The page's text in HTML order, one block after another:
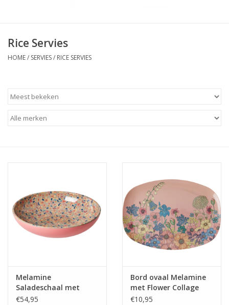
Tassen & Portemonnees
Kinderen
Sieraden
Hebbedingen
Wenskaarten
Rice Servies
HOME/ SERVIES/ RICE SERVIES
Melamine
Saladeschaal met
Small Sandy Flower
€54,95
Bord ovaal Melamine
met Flower Collage
Print - Rice
€10,95